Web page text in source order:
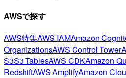
AWSで探す
AWS特集AWS IAMAmazon
OrganizationsAWS Control Tower
S3S3 TablesAWS CDKAmazon
RedshiftAWS AmplifyAmazon